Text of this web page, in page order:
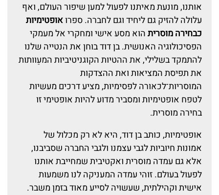
אותנו, מונעת מאיתנו לפעול למען שיפור העולם, ואף
עלולה להזיק גם ליחיד וגם לחברה. ספרואופטימיות
כבחירה מוסריתהוא מסע אישי ומחקרי אל מעמקי
הפסיכולוגיה האנושית. בן דוד בוחן את הנטייה שלנו
להתמקד בשלילי, את ההטיות הקוגניטיביות המעַוותות
את תפיסת המציאות ואת ההצדקות
המוסריות־לכאורה לפסימיות, מציע דרכים מעשיות
לטפח אופטימיות ומסביר מדוע להיות אופטימי זו
בחירה מוסרית.
אופטימיות, כותב בן דוד, היא לא רק מכלול של
אמונות חיוביות לגבי עצמנו ולגבי החברה שסביבנו,
אלא גם עמדה מוסרית ואקטיבית שמחייבת אותנו
לפעול בעולם. זוהי עמדה המעניקה לנו משמעות
אישית וקהילתית, שעשויה לסייע מאוד בזמן משבר.